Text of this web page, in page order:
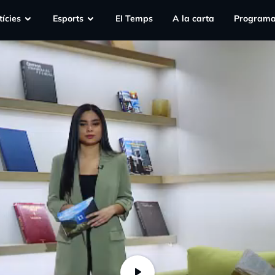
Esports EI Temps A la carta